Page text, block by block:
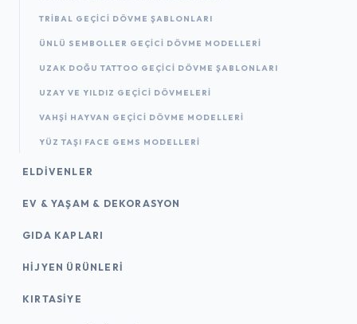
TRIBAL GEÇICI DÖVME ŞABLONLARI
ÜNLÜ SEMBOLLER GEÇICI DÖVME MODELLERI
UZAK DOĞU TATTOO GEÇICI DÖVME ŞABLONLARI
UZAY VE YILDIZ GEÇICI DÖVMELERI
VAHŞI HAYVAN GEÇICI DÖVME MODELLERI
YÜZ TAŞI FACE GEMS MODELLERI
ELDIVENLER
EV & YAŞAM & DEKORASYON
GIDA KAPLARI
HIJYEN ÜRÜNLERI
KIRTASİYE